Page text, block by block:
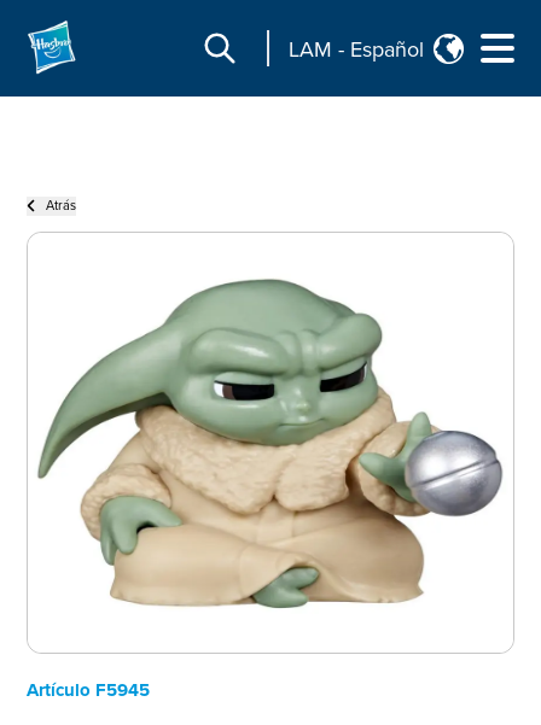
LAM - Español
Atrás
Artículo F5945